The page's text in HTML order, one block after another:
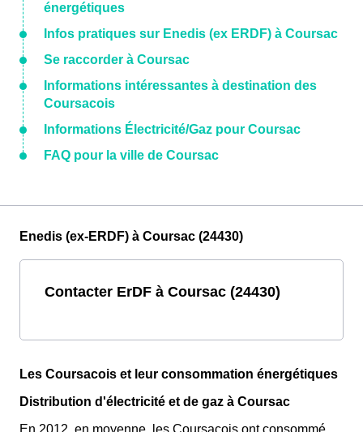
énergétiques
Infos pratiques sur Enedis (ex ERDF) à Coursac
Se raccorder à Coursac
Informations intéressantes à destination des
Coursacois
Informations Électricité/Gaz pour Coursac
FAQ pour la ville de Coursac
Enedis (ex-ERDF) à Coursac (24430)
Contacter ErDF à Coursac (24430)
Les Coursacois et leur consommation énergétiques
Distribution d'électricité et de gaz à Coursac